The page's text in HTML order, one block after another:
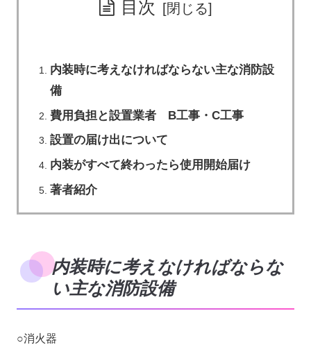
目次
内装時に考えなければならない主な消防設
備
費用負担と設置業者 B工事・C工事
設置の届け出について
内装がすべて終わったら使用開始届け
著者紹介
内装時に考えなければならな
い主な消防設備
○消火器